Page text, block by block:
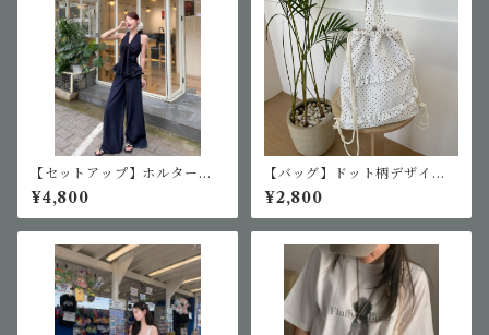
【セットアップ】ホルターネ
ックデニム生地風セットアッ
プ
¥4,800
【バッグ】ドット柄デザイン
リュック
¥2,800